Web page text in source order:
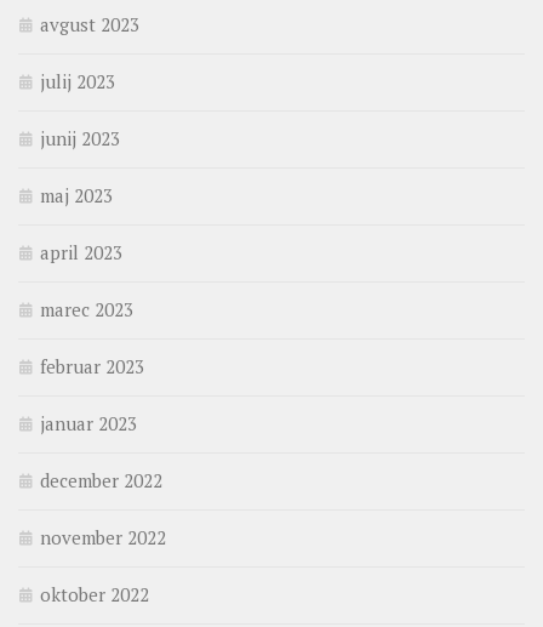
avgust 2023
julij 2023
junij 2023
maj 2023
april 2023
marec 2023
februar 2023
januar 2023
december 2022
november 2022
oktober 2022